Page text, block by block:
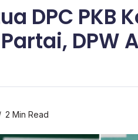
DPC PKB
DPW
2 Min Read